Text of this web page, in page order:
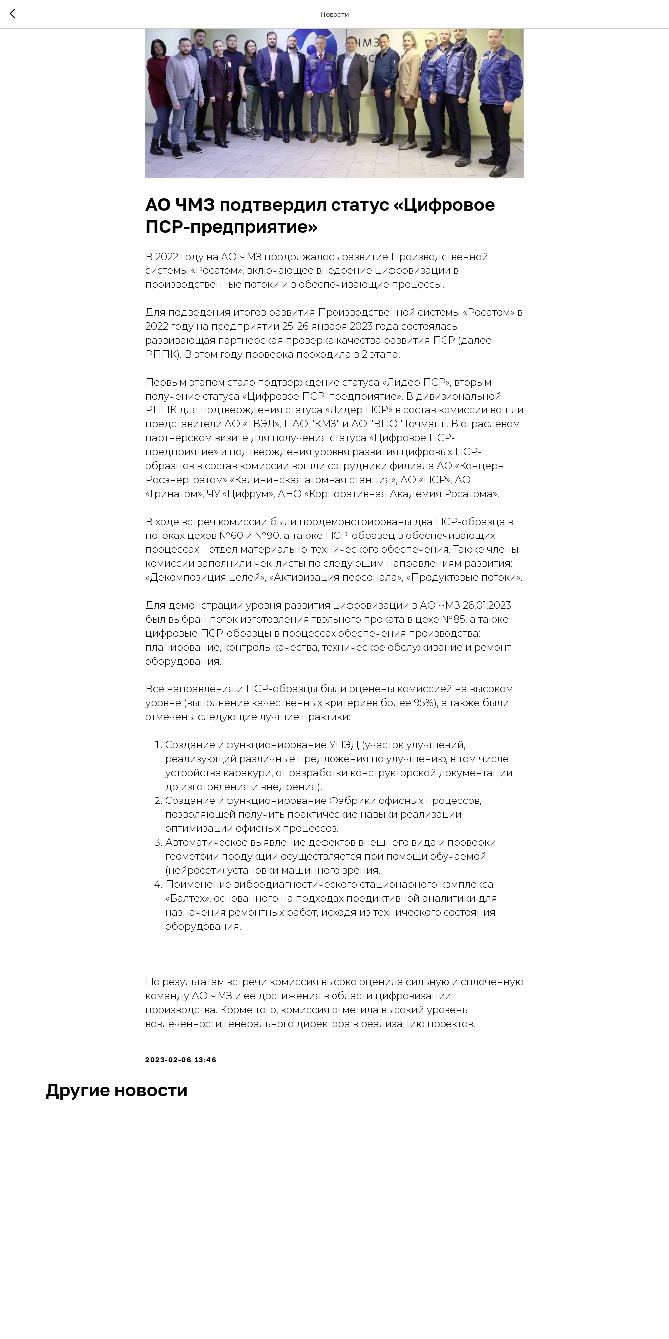
Новости
АО ЧМЗ подтвердил статус «Цифровое
ПСР-предприятие»
В 2022 году на АО ЧМЗ продолжалось развитие Производственной
системы «Росатом», включающее внедрение цифровизации в
производственные потоки и в обеспечивающие процессы.
Для подведения итогов развития Производственной системы «Росатом» в
2022 году на предприятии 25-26 января 2023 года состоялась
развивающая партнерская проверка качества развития ПСР (далее –
РППК). В этом году проверка проходила в 2 этапа.
Первым этапом стало подтверждение статуса «Лидер ПСР», вторым -
получение статуса «Цифровое ПСР-предприятие». В дивизиональной
РППК для подтверждения статуса «Лидер ПСР» в состав комиссии вошли
представители АО «ТВЭЛ», ПАО "КМЗ" и АО "ВПО "Точмаш". В отраслевом
партнерском визите для получения статуса «Цифровое ПСР-
предприятие» и подтверждения уровня развития цифровых ПСР-
образцов в состав комиссии вошли сотрудники филиала АО «Концерн
Росэнергоатом» «Калининская атомная станция», АО «ПСР», АО
«Гринатом», ЧУ «Цифрум», АНО «Корпоративная Академия Росатома».
В ходе встреч комиссии были продемонстрированы два ПСР-образца в
потоках цехов №60 и №90, а также ПСР-образец в обеспечивающих
процессах – отдел материально-технического обеспечения. Также члены
комиссии заполнили чек-листы по следующим направлениям развития:
«Декомпозиция целей», «Активизация персонала», «Продуктовые потоки».
Для демонстрации уровня развития цифровизации в АО ЧМЗ 26.01.2023
был выбран поток изготовления твэльного проката в цехе №85, а также
цифровые ПСР-образцы в процессах обеспечения производства:
планирование, контроль качества, техническое обслуживание и ремонт
оборудования.
Все направления и ПСР-образцы были оценены комиссией на высоком
уровне (выполнение качественных критериев более 95%), а также были
отмечены следующие лучшие практики:
Создание и функционирование УПЭД (участок улучшений,
реализующий различные предложения по улучшению, в том числе
устройства каракури, от разработки конструкторской документации
до изготовления и внедрения).
Создание и функционирование Фабрики офисных процессов,
позволяющей получить практические навыки реализации
оптимизации офисных процессов.
Автоматическое выявление дефектов внешнего вида и проверки
геометрии продукции осуществляется при помощи обучаемой
(нейросети) установки машинного зрения.
Применение вибродиагностического стационарного комплекса
«Балтех», основанного на подходах предиктивной аналитики для
назначения ремонтных работ, исходя из технического состояния
оборудования.
По результатам встречи комиссия высоко оценила сильную и сплоченную
команду АО ЧМЗ и ее достижения в области цифровизации
производства. Кроме того, комиссия отметила высокий уровень
вовлеченности генерального директора в реализацию проектов.
2023-02-06 13:46
Другие новости